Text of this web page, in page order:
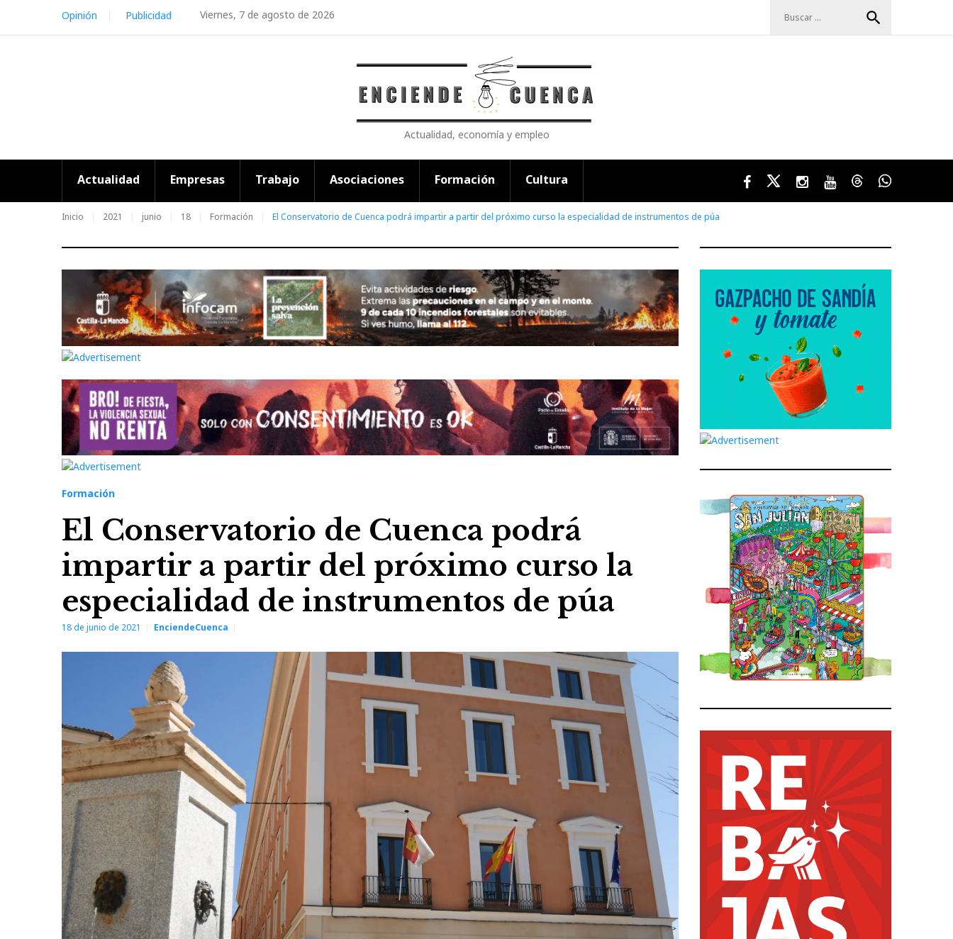
content
Viernes, 7 de agosto de 2026
Opinión Publicidad search
Actualidad, economía y empleo
Actualidad Empresas Trabajo Asociaciones Formación Cultura
FacebookTwitterInstagramYoutubeThreadsWhatsApp
Inicio 2021 junio 18 Formación El Conservatorio de Cuenca podrá impartir a partir del próximo curso la especialidad de instrumentos de púa
Formación
El Conservatorio de Cuenca podrá
impartir a partir del próximo curso la
especialidad de instrumentos de púa
18 de junio de 2021 EnciendeCuenca